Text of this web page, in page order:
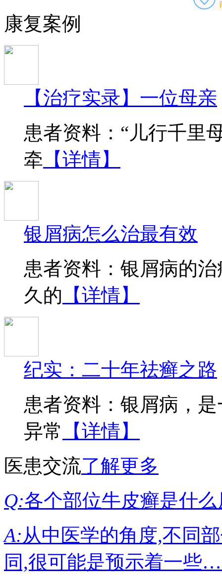
康复案例
【治疗实录】一位母亲
患者资料：“儿行千里
牵 【详情】
银屑病怎么治最有效
患者资料：银屑病的
久的 【详情】
纪实：二十年祛癣之路
患者资料：银屑病，
异常
【详情】
医患交流了解更多
Q:各个部位牛皮癣是什
A:从中医学的角度,不同
同,很可能是预示着一